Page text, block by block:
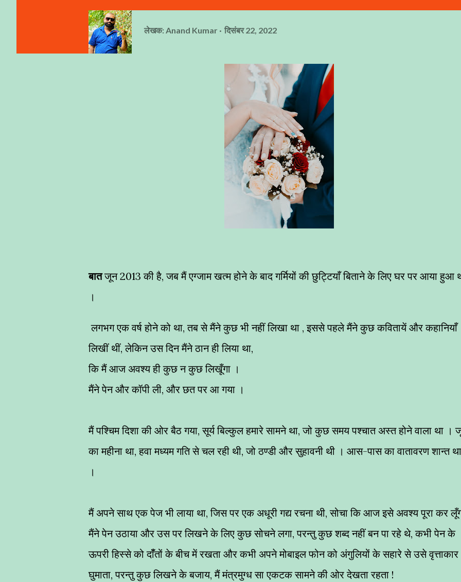
लेखक: Anand Kumar दिसंबर 22, 2022
बातजून 2013 की है, जब मैं एग्जाम खत्म होने के बाद गर्मियों की छुट्टियाँ बिताने के लिए घर पर आया हुआ
।
लगभग एक वर्ष होने को था, तब से मैंने कुछ भी नहीं लिखा था , इससे पहले मैंने कुछ कवितायें और कहानियाँ
लिखीं थीं, लेकिन उस दिन मैंने ठान ही लिया था,
कि मैं आज अवश्य ही कुछ न कुछ लिखूँगा ।
मैंने पेन और कॉपी ली, और छत पर आ गया ।
मैं पश्चिम दिशा की ओर बैठ गया, सूर्य बिल्कुल हमारे सामने था, जो कुछ समय पश्चात अस्त होने वाला था ।
का महीना था, हवा मध्यम गति से चल रही थी, जो ठण्डी और सुहावनी थी । आस-पास का वातावरण शान्त था
।
मैं अपने साथ एक पेज भी लाया था, जिस पर एक अधूरी गद्य रचना थी, सोचा कि आज इसे अवश्य पूरा कर
मैंने पेन उठाया और उस पर लिखने के लिए कुछ सोचने लगा, परन्तु कुछ शब्द नहीं बन पा रहे थे, कभी पेन के
ऊपरी हिस्से को दाँँतों के बीच में रखता और कभी अपने मोबाइल फोन को अंगुलियों के सहारे से उसे वृत्ताकार
घुमाता, परन्तु कुछ लिखने के बजाय, मैं मंत्रमुग्ध सा एकटक सामने की ओर देखता रहता !